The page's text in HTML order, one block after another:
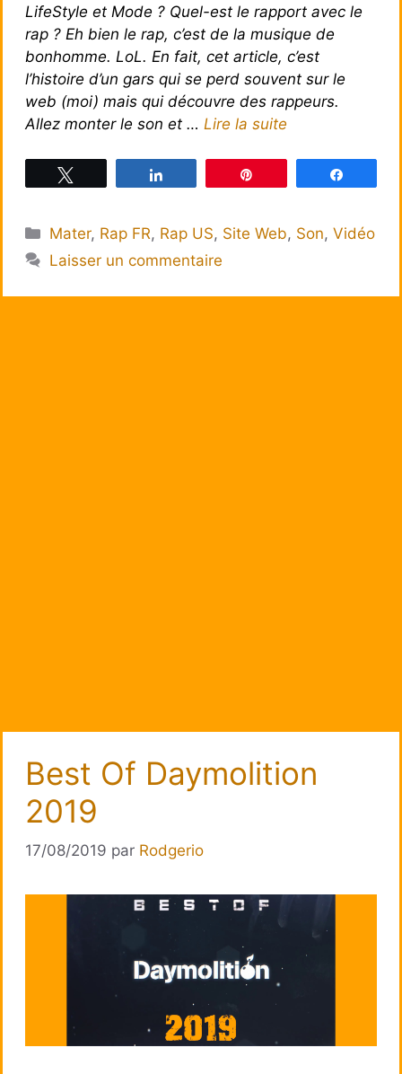
LifeStyle et Mode ? Quel-est le rapport avec le
rap ? Eh bien le rap, c’est de la musique de
bonhomme. LoL. En fait, cet article, c’est
l’histoire d’un gars qui se perd souvent sur le
web (moi) mais qui découvre des rappeurs.
Allez monter le son et … Lire la suite
Catégories
Mater, Rap FR, Rap US, Site Web, Son,Vidéo
Laisser un commentaire
Best Of Daymolition
2019
17/08/2019 par Rodgerio